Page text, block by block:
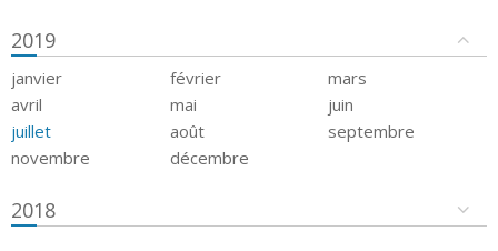
2019
janvier février
mars
avril
mai
juin
juillet
août
septembre
novembre
décembre
2018